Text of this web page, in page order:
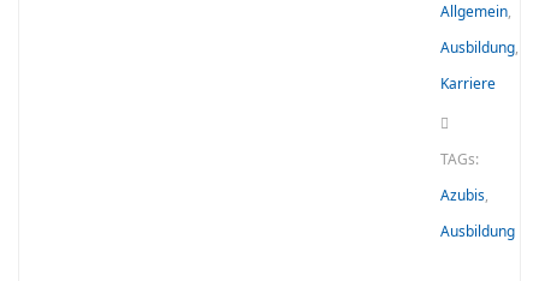
Allgemein,
Ausbildung,
Karriere
TAGs:
Azubis,
Ausbildung